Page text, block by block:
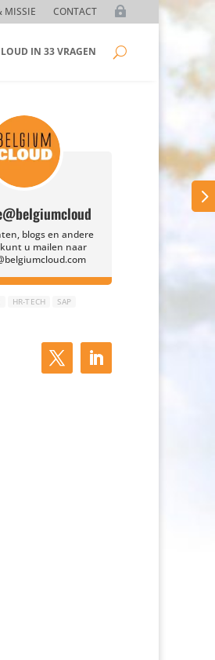
MISSIE CONTACT
IN 33 VRAGEN
blogs en andere
u mailen naar
HR-TECH SAP